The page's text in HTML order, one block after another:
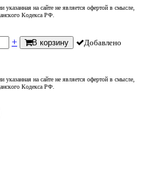
на сайте не является офертой в смысле,
Кодекса РФ.
+ В корзину Добавлено
на сайте не является офертой в смысле,
Кодекса РФ.